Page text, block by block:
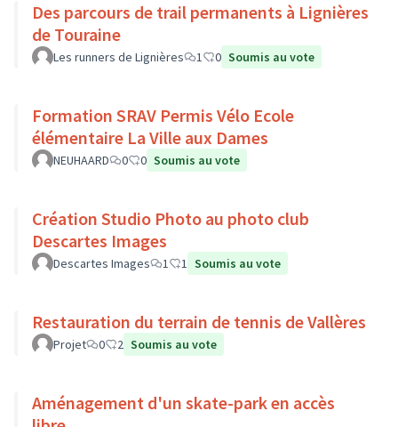
Des parcours de trail permanents à Lignières
de Touraine
Les runners de Lignières 1 0 Soumis au vote
Formation SRAV Permis Vélo Ecole
élémentaire La Ville aux Dames
NEUHAARD 0 0 Soumis au vote
Création Studio Photo au photo club
Descartes Images
Descartes Images 1 1 Soumis au vote
Restauration du terrain de tennis de Vallères
Projet 0 2 Soumis au vote
Aménagement d'un skate-park en accès